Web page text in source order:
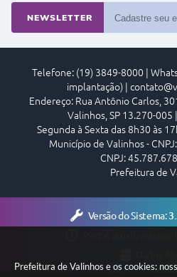
Prefeitura de Valinhos e os cookies:
NEWSLETTER
Telefone: (19) 3849-8000 |
implantação) |
Endereço: Rua Antônio Carlos,
Valinhos, SP 13.270-005
Segunda à Sexta das 8h30 às
Município de Valinhos -
CNPJ:
Prefeitura de
Versão do Sistema: